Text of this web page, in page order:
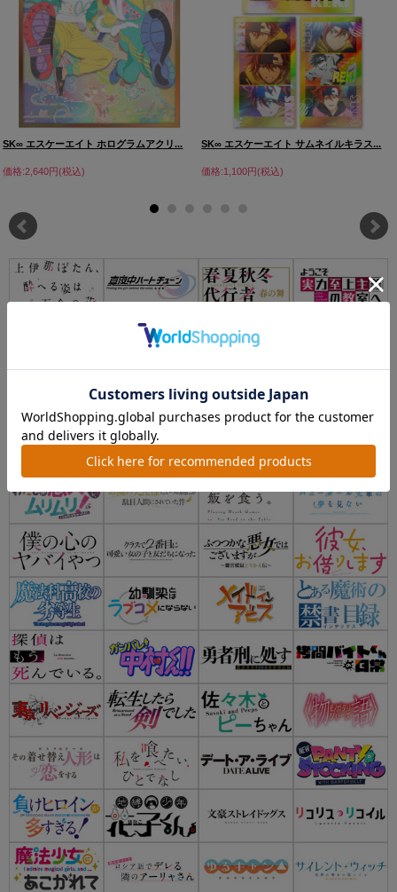
SK∞ エスケーエイト ホログラムアクリ...
価格:2,640円(税込)
SK∞ エスケーエイト サムネイルキラス...
価格:1,100円(税込)